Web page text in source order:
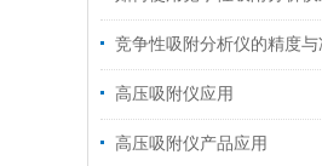
高压吸附仪应用
高压吸附仪产品应用